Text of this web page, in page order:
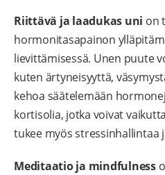
Riittävä ja laadukas uni on
hormonitasapainon
lievittämisessä. Unen puute
kuten ärtyneisyyttä,
kehoa säätelemään
kortisolia, jotka voivat
tukee myös stressinhallintaa
Meditaatio ja mindfulness